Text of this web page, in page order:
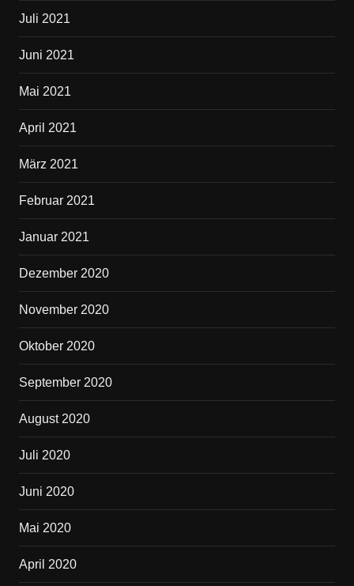
Juli 2021
Juni 2021
Mai 2021
April 2021
März 2021
Februar 2021
Januar 2021
Dezember 2020
November 2020
Oktober 2020
September 2020
August 2020
Juli 2020
Juni 2020
Mai 2020
April 2020